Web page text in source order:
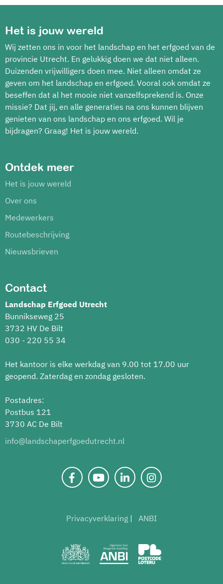
Het is jouw wereld
Wij zetten ons in voor het landschap en het erfgoed van de
provincie Utrecht. En gelukkig doen we dat niet alleen.
Duizenden vrijwilligers doen mee. Niet alleen omdat ze
geven om het landschap en erfgoed. Vooral ook omdat ze
beseffen dat al het mooie niet vanzelfsprekend is. Onze
missie? Dat jij, en alle generaties na ons kunnen blijven
genieten van ons landschap en ons erfgoed. Wil je
bijdragen? Graag! Het is jouw wereld.
Ontdek meer
Het is jouw wereld
Over ons
Medewerkers
Routebeschrijving
Nieuwsbrieven
Contact
Landschap Erfgoed Utrecht
Bunnikseweg 25
3732 HV De Bilt
030 - 220 55 34
Het kantoor is elke werkdag van 9.00 tot 17.00 uur
geopend. Zaterdag en zondag gesloten.
Postadres:
Postbus 121
3730 AC De Bilt
info@landschaperfgoedutrecht.nl
Privacyverklaring ANBI